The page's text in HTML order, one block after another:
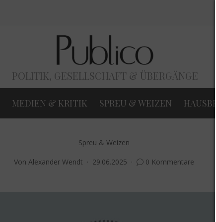
POLITIK, GESELLSCHAFT & ÜBERGÄNGE
MEDIEN & KRITIK SPREU & WEIZEN
Spreu & Weizen
Von Alexander Wendt 29.06.2025 0 Kommentare